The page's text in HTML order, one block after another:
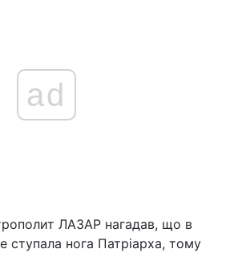
ad
ЛАЗАР нагадав, що в
ступала нога Патріарха, тому